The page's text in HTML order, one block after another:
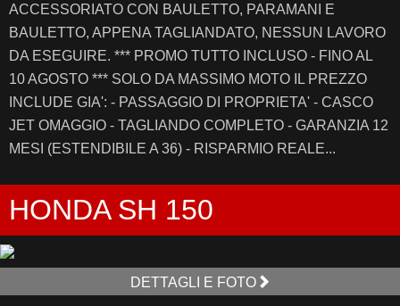
ACCESSORIATO CON BAULETTO, PARAMANI E
BAULETTO, APPENA TAGLIANDATO, NESSUN LAVORO
DA ESEGUIRE. *** PROMO TUTTO INCLUSO - FINO AL
10 AGOSTO *** SOLO DA MASSIMO MOTO IL PREZZO
INCLUDE GIA': - PASSAGGIO DI PROPRIETA' - CASCO
JET OMAGGIO - TAGLIANDO COMPLETO - GARANZIA 12
MESI (ESTENDIBILE A 36) - RISPARMIO REALE...
HONDA SH 150
DETTAGLI E FOTO